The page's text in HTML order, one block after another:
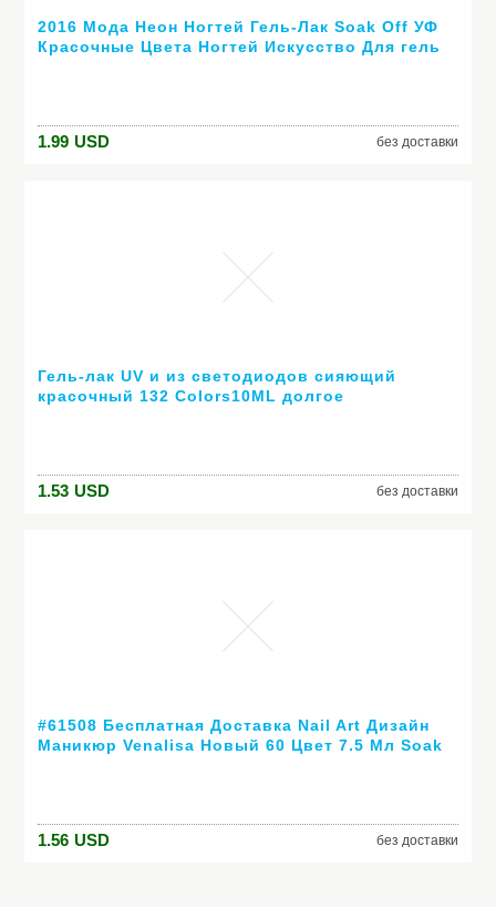
2016 Мода Неон Ногтей Гель-Лак Soak Off УФ
Красочные Цвета Ногтей Искусство Для гель
1.99 USD без доставки
Гель-лак UV и из светодиодов сияющий
красочный 132 Colors10ML долгое
1.53 USD без доставки
#61508 Бесплатная Доставка Nail Art Дизайн
Маникюр Venalisa Новый 60 Цвет 7.5 Мл Soak
1.56 USD без доставки